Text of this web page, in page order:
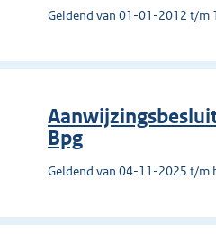
Geldend van 01-01-2012 t/m
Bpg
Geldend van 04-11-2025 t/m